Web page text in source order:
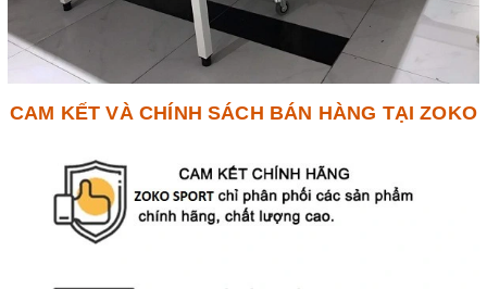
CAM KẾT VÀ CHÍNH SÁCH BÁN HÀNG TẠI ZOKO